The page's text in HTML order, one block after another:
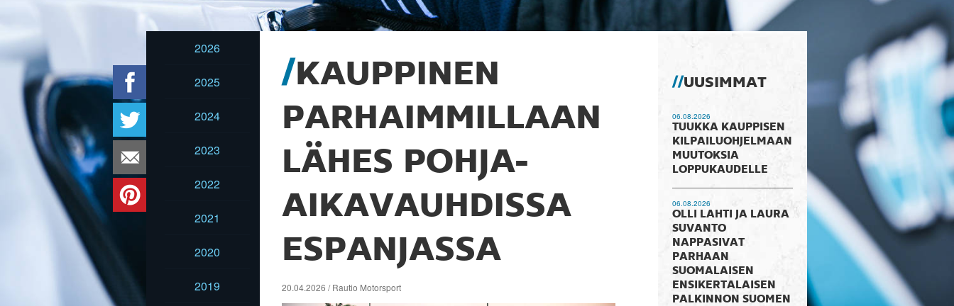
2026
2025
2024
2023
2022
2021
2020
2019
KAUPPINEN
PARHAIMMILLAAN
LÄHES POHJA-
AIKAVAUHDISSA
ESPANJASSA
20.04.2026 / Rautio Motorsport
UUSIMMAT
06.08.2026
TUUKKA KAUPPISEN
KILPAILUOHJELMAAN
MUUTOKSIA
LOPPUKAUDELLE
06.08.2026
OLLI LAHTI JA LAURA
SUVANTO
NAPPASIVAT
PARHAAN
SUOMALAISEN
ENSIKERTALAISEN
PALKINNON SUOMEN